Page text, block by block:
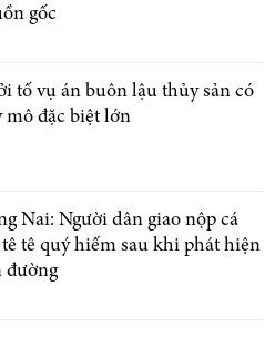
gốc
tố vụ án buôn lậu thủy sản có
mô đặc biệt lớn
Nai: Người dân giao nộp cá
tê quý hiếm sau khi phát hiện
đường